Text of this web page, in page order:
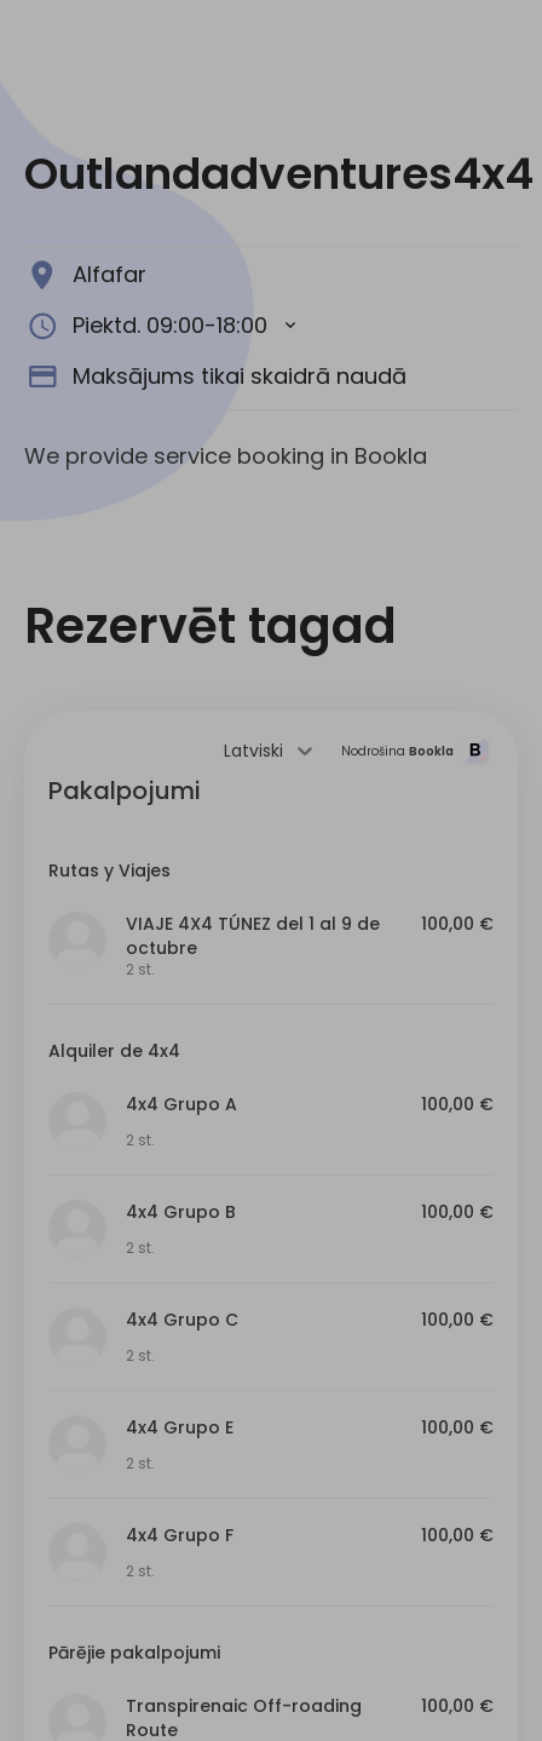
Outlandadventures4x4
Alfafar
Piektd. 09:00-18:00
Maksājums tikai skaidrā naudā
We provide service booking in Bookla
Rezervēt tagad